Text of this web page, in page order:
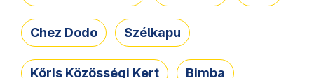
Chez Dodo Szélkapu
Kőris Közösségi Kert Bimba